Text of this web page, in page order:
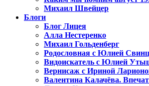
Михаил Швейцер
Блоги
Блог Лицея
Алла Нестеренко
Михаил Гольденберг
Родословная с Юлией
Видоискатель с Юлией
Вернисаж с Ириной
Валентина Калачёва.